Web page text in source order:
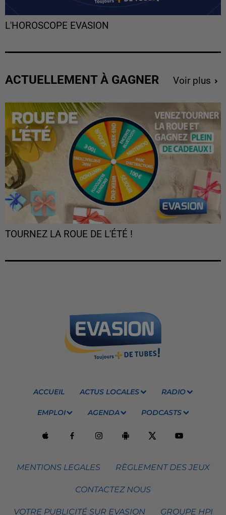
L'HOROSCOPE EVASION
ACTUELLEMENT À GAGNER Voir plus
TOURNEZ LA ROUE DE L'ÉTÉ !
ACCUEIL ACTUS LOCALES RADIO
EMPLOI AGENDA PODCASTS
MENTIONS LEGALES RÈGLEMENT DES JEUX
CONTACTEZ NOUS
VOTRE PUBLICITÉ SUR EVASION GROUPE HPI